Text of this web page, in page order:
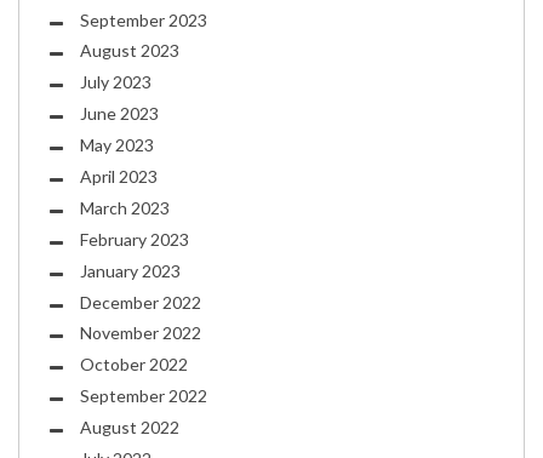
September 2023
August 2023
July 2023
June 2023
May 2023
April 2023
March 2023
February 2023
January 2023
December 2022
November 2022
October 2022
September 2022
August 2022